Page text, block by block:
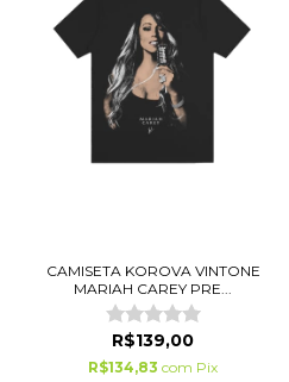
CAMISETA KOROVA VINTONE
MARIAH CAREY PRE...
R$139,00
R$134,83 com Pix